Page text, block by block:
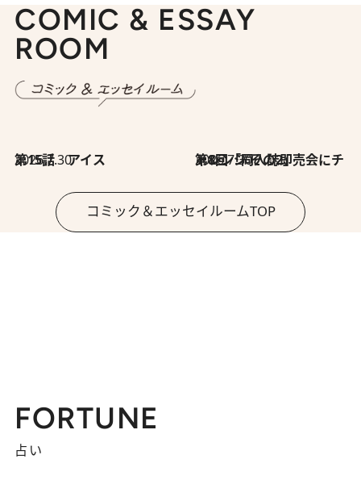
COMIC & ESSAY
ROOM
2026.7.30
第15話 アイス 2026.7.30
第8回「同人誌即売会にチャレンジ その2」
コミック＆エッセイルームTOP
FORTUNE
占い